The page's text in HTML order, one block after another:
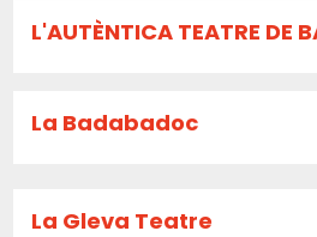
L'AUTÈNTICA TEATRE DE
La Badabadoc
La Gleva Teatre